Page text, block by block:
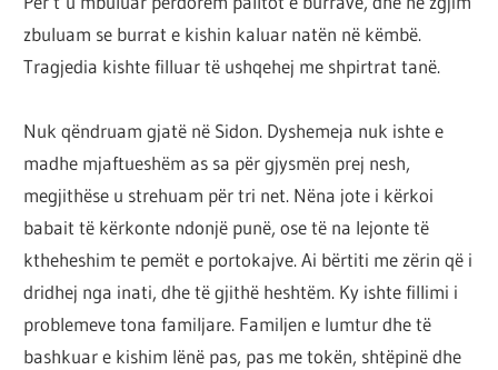
zbuluam se burrat e kishin kaluar natën në këmbë.
Tragjedia kishte filluar të ushqehej me shpirtrat tanë.
Nuk qëndruam gjatë në Sidon. Dyshemeja nuk ishte e
madhe mjaftueshëm as sa për gjysmën prej nesh,
megjithëse u strehuam për tri net. Nëna jote i kërkoi
babait të kërkonte ndonjë punë, ose të na lejonte të
ktheheshim te pemët e portokajve. Ai bërtiti me zërin që i
dridhej nga inati, dhe të gjithë heshtëm. Ky ishte fillimi i
problemeve tona familjare. Familjen e lumtur dhe të
bashkuar e kishim lënë pas, pas me tokën, shtëpinë dhe